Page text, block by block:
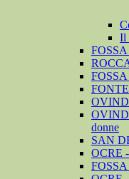
Il
FOSSA
FOSSA
donne
SAN
OCRE